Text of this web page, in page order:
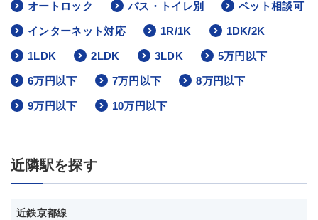
オートロック バス・トイレ別 ペット相談可
インターネット対応 1R/1K 1DK/2K
1LDK 2LDK 3LDK 5万円以下
6万円以下 7万円以下 8万円以下
9万円以下 10万円以下
近隣駅を探す
近鉄京都線